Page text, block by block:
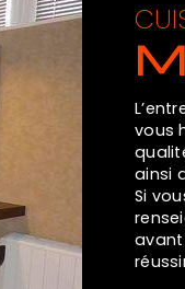
vous
ainsi
Si